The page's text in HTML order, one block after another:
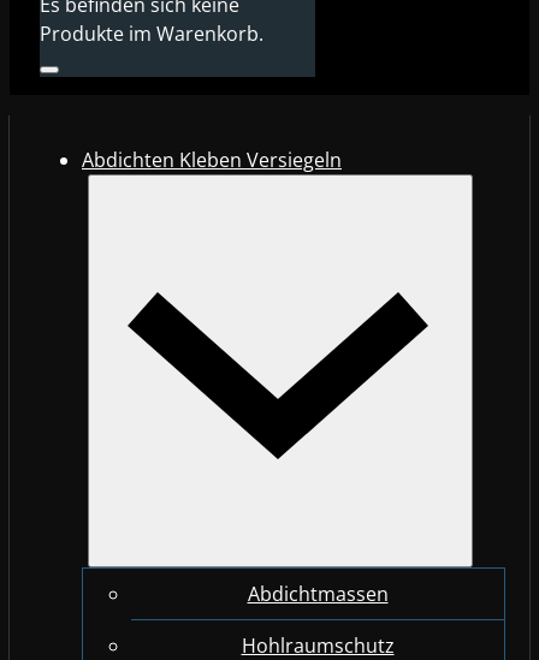
Produkte im Warenkorb.
Abdichten Kleben Versiegeln
Abdichtmassen
Hohlraumschutz